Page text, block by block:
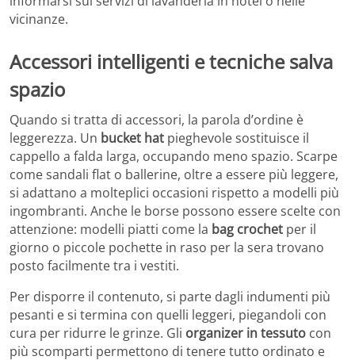
vicinanze.
Accessori intelligenti e tecniche salva
spazio
Quando si tratta di accessori, la parola d’ordine è
leggerezza. Un bucket hat pieghevole sostituisce il
cappello a falda larga, occupando meno spazio. Scarpe
come sandali flat o ballerine, oltre a essere più leggere,
si adattano a molteplici occasioni rispetto a modelli più
ingombranti. Anche le borse possono essere scelte con
attenzione: modelli piatti come la bag crochet per il
giorno o piccole pochette in raso per la sera trovano
posto facilmente tra i vestiti.
Per disporre il contenuto, si parte dagli indumenti più
pesanti e si termina con quelli leggeri, piegandoli con
cura per ridurre le grinze. Gli organizer in tessuto con
più scomparti permettono di tenere tutto ordinato e